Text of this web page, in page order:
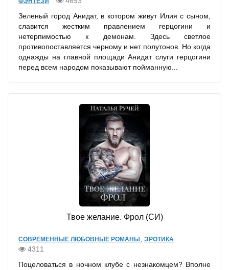
Зеленый город Анидат, в котором живут Илия с сыном,
славится жестким правлением герцогини и
нетерпимостью к демонам. Здесь светлое
противопоставляется черному и нет полутонов. Но когда
однажды на главной площади Анидат слуги герцогини
перед всем народом показывают пойманную...
Твое желание. Фрол (СИ)
СОВРЕМЕННЫЕ ЛЮБОВНЫЕ РОМАНЫ ЭРОТИКА
4311
Поцеловаться в ночном клубе с незнакомцем? Вполне